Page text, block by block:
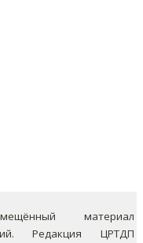
материал
Редакция ЦРТДП